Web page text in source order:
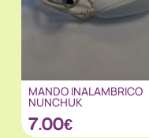
MANDO INALAMBRICO
NUNCHUK
7.00€